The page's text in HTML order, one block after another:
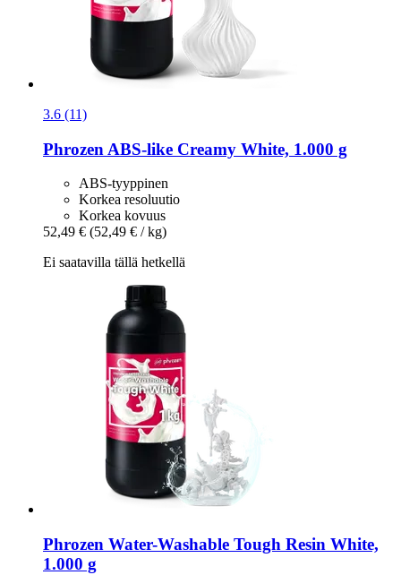
3.6 (11)
Phrozen ABS-​like Creamy White, 1.000 g
ABS-tyyppinen
Korkea resoluutio
Korkea kovuus
52,49 € (52,49 € / kg)
Ei saatavilla tällä hetkellä
Phrozen Water-​Washable Tough Resin White,
1.000 g